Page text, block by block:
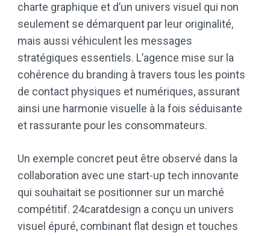
charte graphique et d’un univers visuel qui non
seulement se démarquent par leur originalité,
mais aussi véhiculent les messages
stratégiques essentiels. L’agence mise sur la
cohérence du branding à travers tous les points
de contact physiques et numériques, assurant
ainsi une harmonie visuelle à la fois séduisante
et rassurante pour les consommateurs.
Un exemple concret peut être observé dans la
collaboration avec une start-up tech innovante
qui souhaitait se positionner sur un marché
compétitif. 24caratdesign a conçu un univers
visuel épuré, combinant flat design et touches